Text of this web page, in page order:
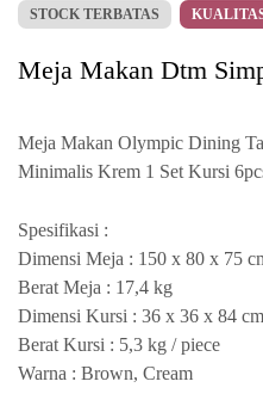
STOCK TERBATAS
Meja Makan Dtm
Meja Makan Olympic Dining
Minimalis Krem 1 Set Kursi
Spesifikasi :
Dimensi Meja : 150 x 80 x 75
Berat Meja : 17,4 kg
Dimensi Kursi : 36 x 36 x 84 cm
Berat Kursi : 5,3 kg / piece
Warna : Brown, Cream